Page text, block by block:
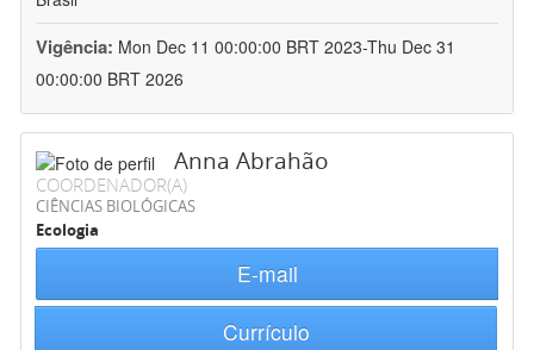
Vigência: Mon Dec 11 00:00:00 BRT 2023-Thu Dec 31
00:00:00 BRT 2026
Anna Abrahão
COORDENADOR(A)
CIÊNCIAS BIOLÓGICAS
Ecologia
E-mail
Currículo